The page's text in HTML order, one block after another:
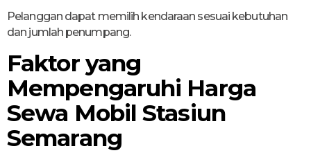
Pelanggan dapat memilih kendaraan sesuai kebutuhan
dan jumlah penumpang.
Faktor yang
Mempengaruhi Harga
Sewa Mobil Stasiun
Semarang